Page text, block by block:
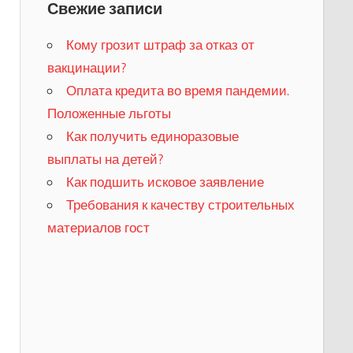
Свежие записи
Кому грозит штраф за отказ от
вакцинации?
​Оплата кредита во время пандемии.
Положенные льготы
​Как получить единоразовые
выплаты на детей?
Как подшить исковое заявление
Требования к качеству строительных
материалов гост